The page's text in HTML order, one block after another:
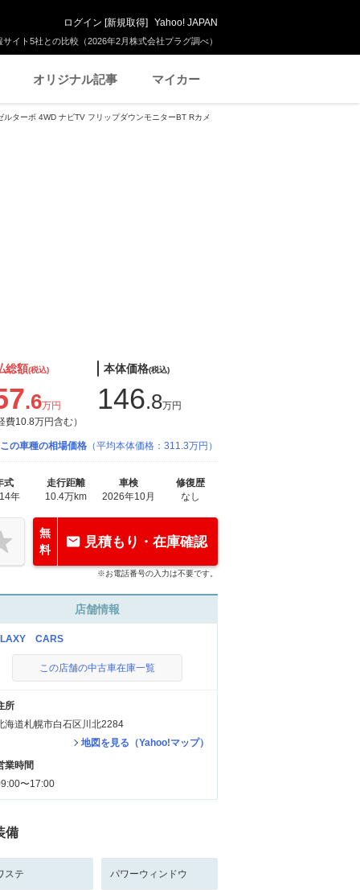
イト5社との比較（2026年2月株式会社プラグ調べ）
ログイン [新規取得] Yahoo! JAPAN
オリジナル記事 マイカー
ターボ 4WD ナビTV フリップダウンモニターBT Rカメ
総額(税込)
.6万円
費10.8万円含む）
本体価格(税込)
146.8万円
この車種の相場価格 （平均本体価格：311.3万円）
式
年
走行距離
10.4万km
車検
2026年10月
修復歴
なし
無
料
見積もり・在庫確認
※お電話番号の入力は不要です。
店舗情報
CARS
この店舗の中古車在庫一覧
所
海道札幌市白石区川北2284
地図を見る（Yahoo!マップ）
業時間
〜17:00
備
ステ パワーウィンドウ